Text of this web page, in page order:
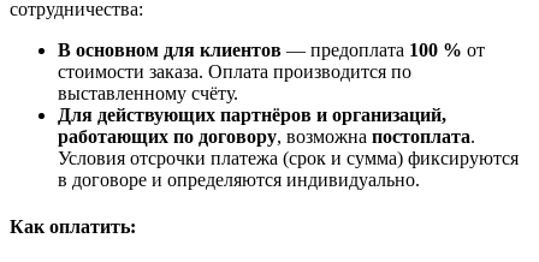
сотрудничества:
В основном для клиентов — предоплата 100 % от
стоимости заказа. Оплата производится по
выставленному счёту.
Для действующих партнёров и организаций,
работающих по договору, возможна постоплата.
Условия отсрочки платежа (срок и сумма) фиксируются
в договоре и определяются индивидуально.
Как оплатить: